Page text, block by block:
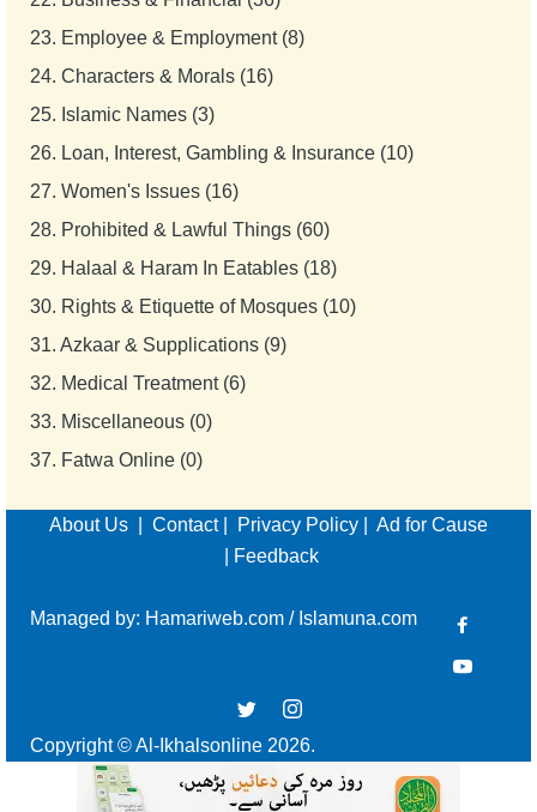
23. Employee & Employment (8)
24. Characters & Morals (16)
25. Islamic Names (3)
26. Loan, Interest, Gambling & Insurance (10)
27. Women's Issues (16)
28. Prohibited & Lawful Things (60)
29. Halaal & Haram In Eatables (18)
30. Rights & Etiquette of Mosques (10)
31. Azkaar & Supplications (9)
32. Medical Treatment (6)
33. Miscellaneous (0)
37. Fatwa Online (0)
About Us Contact| Privacy Policy
Ad for Cause
Feedback
Managed by: Hamariweb.com / Islamuna.com
Copyright © Al-Ikhalsonline 2026.